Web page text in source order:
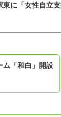
東に「女性自立
ム「和白」開設